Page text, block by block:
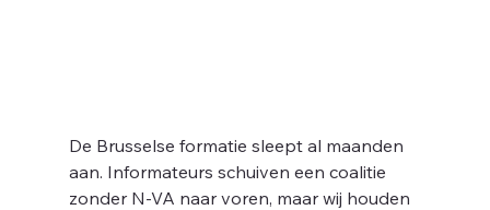
De Brusselse formatie sleept al maanden
aan. Informateurs schuiven een coalitie
zonder N-VA naar voren, maar wij houden